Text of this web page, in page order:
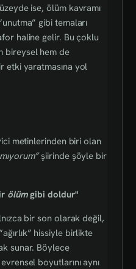
ise, ölüm kavramı
gibi temaları
haline gelir. Bu çoklu
bireysel hem de
etki yaratmasına yol
metinlerinden biri olan
şiirinde şöyle bir
ölümgibi doldur"
bir son olarak değil,
hissiyle birlikte
sunar. Böylece
boyutlarını aynı